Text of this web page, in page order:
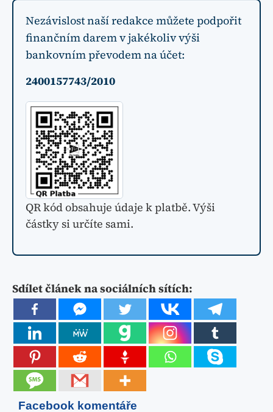
Nezávislost naší redakce můžete podpořit
finančním darem v jakékoliv výši
bankovním převodem na účet:
2400157743/2010
QR kód obsahuje údaje k platbě. Výši
částky si určíte sami.
Sdílet článek na sociálních sítích:
Facebook komentáře